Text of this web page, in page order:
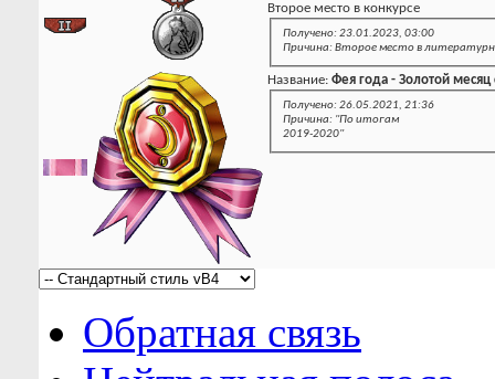
Второе место в конкурсе
Получено: 23.01.2023, 03:00
Причина: Второе место в
Название: Фея года - Золотой месяц
Получено: 26.05.2021, 21:36
Причина: "По итогам
2019-2020"
Обратная связь